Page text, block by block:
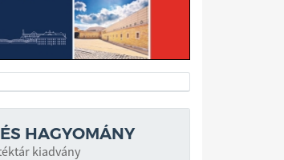
HAGYOMÁNY
kiadvány